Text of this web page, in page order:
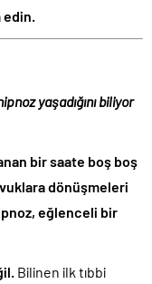
yaşadığını biliyor
bir saate boş boş
dönüşmeleri
eğlenceli bir
Bilinen ilk tıbbi